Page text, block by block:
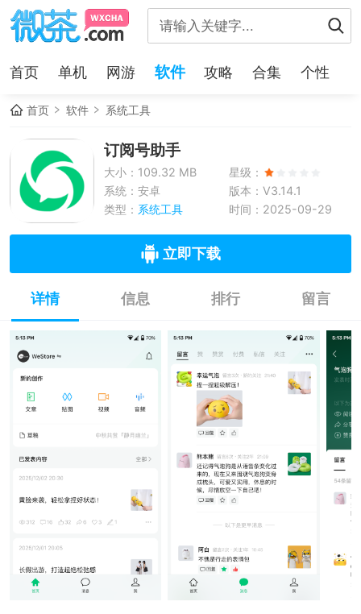
首页 单机 网游 软件 攻略 合集 个性
首页 软件 系统工具
订阅号助手
大小：109.32 MB
星级：
系统：安卓
版本：V3.14.1
类型： 系统工具 时间：2025-09-29
立即下载
详情 信息 排行 留言